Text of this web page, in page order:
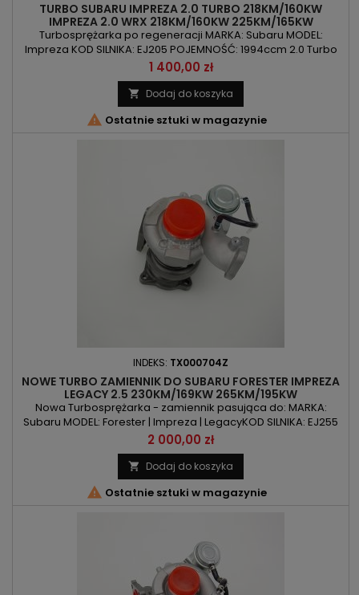
TURBO SUBARU IMPREZA 2.0 TURBO 218KM/160KW
IMPREZA 2.0 WRX 218KM/160KW 225KM/165KW
Turbosprężarka po regeneracji MARKA: Subaru MODEL:
Impreza KOD SILNIKA: EJ205 POJEMNOŚĆ: 1994ccm 2.0 Turbo
MOC: : 218KM/160kW | 225KM/165kW ROK PRODUKCJI: Od 1998r
Cena
1 400,00 zł
 Dodaj do koszyka
 Ostatnie sztuki w magazynie
INDEKS: TX000704Z
NOWE TURBO ZAMIENNIK DO SUBARU FORESTER IMPREZA
LEGACY 2.5 230KM/169KW 265KM/195KW
Nowa Turbosprężarka - zamiennik pasująca do: MARKA:
Subaru MODEL: Forester | Impreza | LegacyKOD SILNIKA: EJ255
POJEMNOŚĆ: 2457ccm 2.5 | 2.5i | 2.5GT MOC: 230KM/169kW |
265KM/195kW ROK PRODUKCJI: Od 2005r UWAGA: TOWAR
WYSYŁANY Z MAGAZYNU NIEMIECKIEGO, CZAS WYSYŁKI TOWARU
OD 2 DO 5 DNI ROBOCZYCH
Cena
2 000,00 zł
 Dodaj do koszyka
 Ostatnie sztuki w magazynie